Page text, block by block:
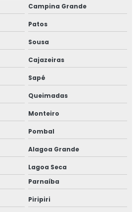
Campina Grande
Patos
Sousa
Cajazeiras
Sapé
Queimadas
Monteiro
Pombal
Alagoa Grande
Lagoa Seca
Parnaíba
Piripiri